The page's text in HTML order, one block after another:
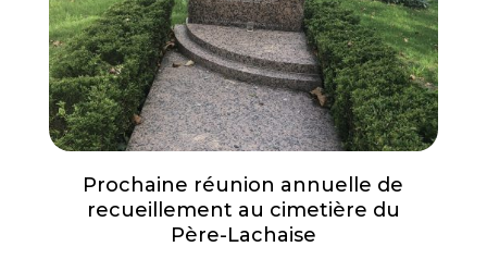
Prochaine réunion annuelle de
recueillement au cimetière du
Père-Lachaise